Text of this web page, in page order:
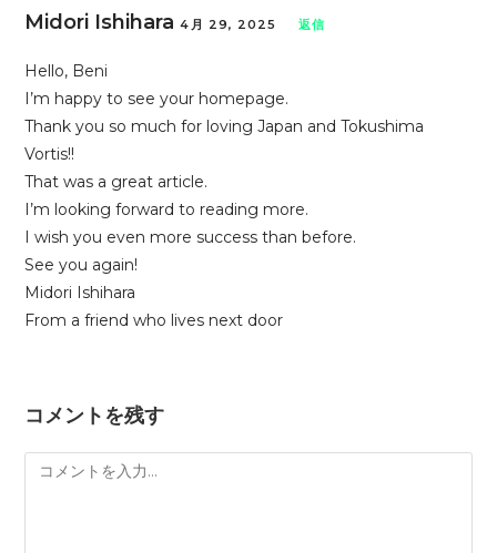
Midori Ishihara4月 29, 2025 返信
Hello, Beni
I’m happy to see your homepage.
Thank you so much for loving Japan and Tokushima
Vortis!!
That was a great article.
I’m looking forward to reading more.
I wish you even more success than before.
See you again!
Midori Ishihara
From a friend who lives next door
コメントを残す